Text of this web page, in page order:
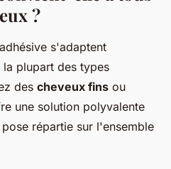
?
s'adaptent
la plupart des types
des cheveux fins ou
une solution polyvalente
répartie sur l'ensemble